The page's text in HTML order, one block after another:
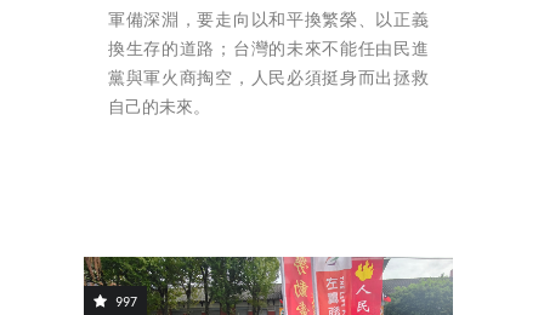
軍備深淵，要走向以和平換繁榮、以正義
換生存的道路；台灣的未來不能任由民進
黨與軍火商掏空，人民必須挺身而出拯救
自己的未來。
997